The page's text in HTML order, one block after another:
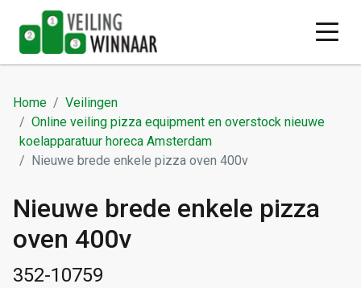
Home
Veilingen
Online veiling pizza equipment en overstock nieuwe
koelapparatuur horeca Amsterdam
Nieuwe brede enkele pizza oven 400v
Nieuwe brede enkele pizza
oven 400v
352-10759